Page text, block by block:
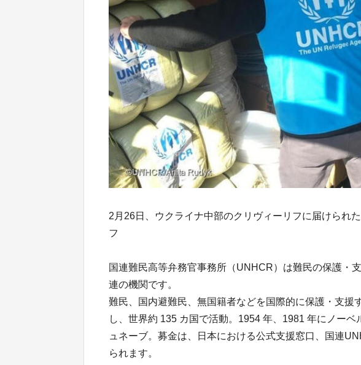
2月26日、ウクライナ中部のクリヴィーリフに届けられ
フ
国連難民高等弁務官事務所（UNHCR）は難民の保護・
連の機関です。
難民、国内避難民、無国籍者などを国際的に保護・支援
し、世界約 135 カ国で活動。1954 年、1981 年にノー
ュネーブ。募金は、日本における公式支援窓口、国連
られます。